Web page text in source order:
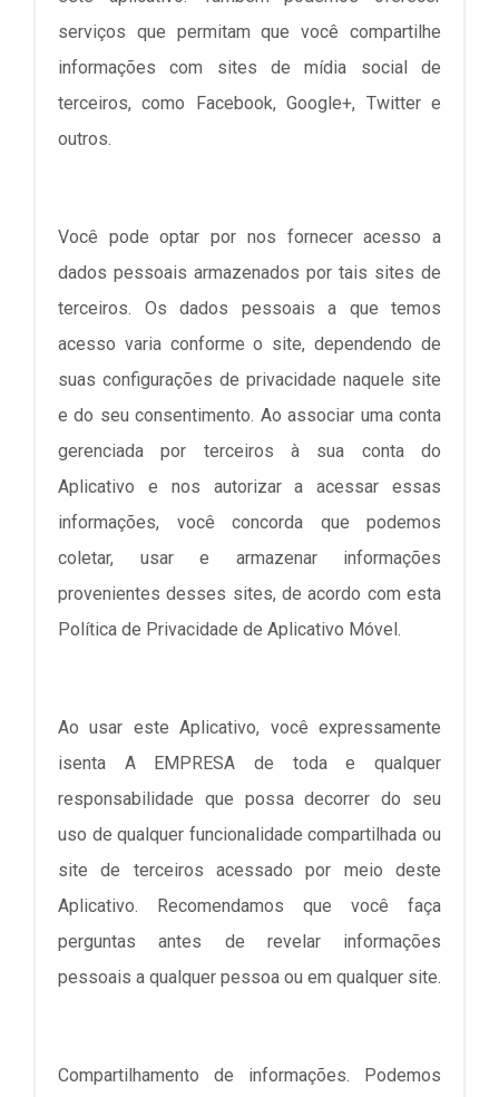
serviços que permitam que você compartilhe
informações com sites de mídia social de
terceiros, como Facebook, Google+, Twitter e
outros.
Você pode optar por nos fornecer acesso a
dados pessoais armazenados por tais sites de
terceiros. Os dados pessoais a que temos
acesso varia conforme o site, dependendo de
suas configurações de privacidade naquele site
e do seu consentimento. Ao associar uma conta
gerenciada por terceiros à sua conta do
Aplicativo e nos autorizar a acessar essas
informações, você concorda que podemos
coletar, usar e armazenar informações
provenientes desses sites, de acordo com esta
Política de Privacidade de Aplicativo Móvel.
Ao usar este Aplicativo, você expressamente
isenta A EMPRESA de toda e qualquer
responsabilidade que possa decorrer do seu
uso de qualquer funcionalidade compartilhada ou
site de terceiros acessado por meio deste
Aplicativo. Recomendamos que você faça
perguntas antes de revelar informações
pessoais a qualquer pessoa ou em qualquer site.
Compartilhamento de informações. Podemos